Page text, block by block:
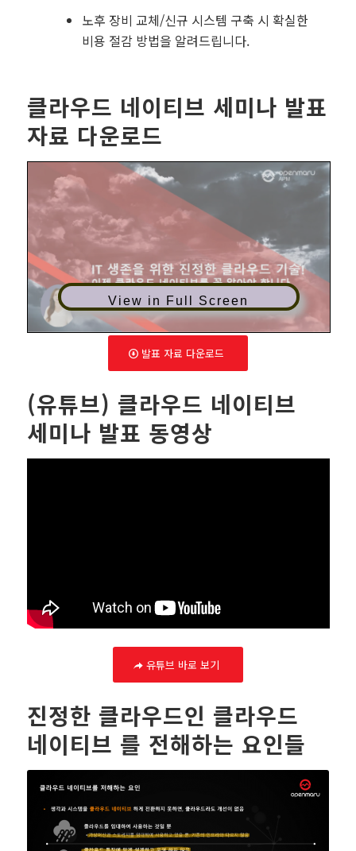
노후 장비 교체/신규 시스템 구축 시 확실한
비용 절감 방법을 알려드립니다.
클라우드 네이티브 세미나 발표
자료 다운로드
View in Full Screen
발표 자료 다운로드
(유튜브) 클라우드 네이티브
세미나 발표 동영상
유튜브 바로 보기
진정한 클라우드인 클라우드
네이티브 를 전해하는 요인들